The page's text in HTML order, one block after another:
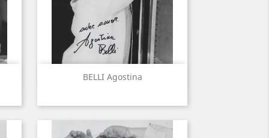
BELLI Agostina
Aperçu rapide